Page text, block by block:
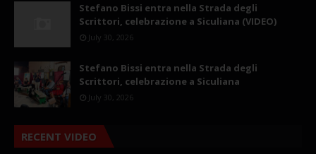
Stefano Bissi entra nella Strada degli
Scrittori, celebrazione a Siculiana (VIDEO)
July 30, 2026
Stefano Bissi entra nella Strada degli
Scrittori, celebrazione a Siculiana
July 30, 2026
RECENT VIDEO